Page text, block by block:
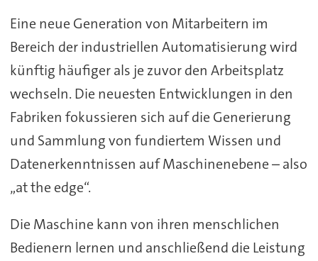
Eine neue Generation von Mitarbeitern im
Bereich der industriellen Automatisierung wird
künftig häufiger als je zuvor den Arbeitsplatz
wechseln. Die neuesten Entwicklungen in den
Fabriken fokussieren sich auf die Generierung
und Sammlung von fundiertem Wissen und
Datenerkenntnissen auf Maschinenebene – also
„at the edge“.
Die Maschine kann von ihren menschlichen
Bedienern lernen und anschließend die Leistung